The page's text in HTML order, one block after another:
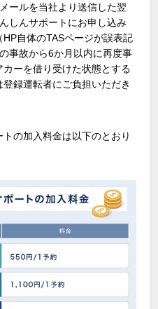
ールを当社より送信した翌
しんサポートにお申し込み
自体のTASページが誤表記
事故から6か月以内に再度事
ーを借り受けた状態とする
録運転者にご負担いただき
の加入料金は以下のとおり